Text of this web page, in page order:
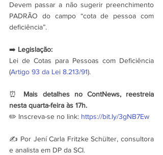
Devem passar a não sugerir preenchimento
PADRÃO do campo “cota de pessoa com
deficiência”.
➡️ Legislação:
Lei de Cotas para Pessoas com Deficiência
(Artigo 93 da Lei 8.213/91).
⏰ Mais detalhes no ContNews, reestreia
nesta quarta-feira às 17h.
✏️ Inscreva-se no link: https://bit.ly/3gNB7Ew
✍️ Por Jení Carla Fritzke Schülter, consultora
e analista em DP da SCI.